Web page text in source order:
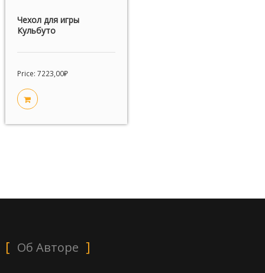
Чехол для игры
Кульбуто
Price: 7223,00₽
Об Авторе